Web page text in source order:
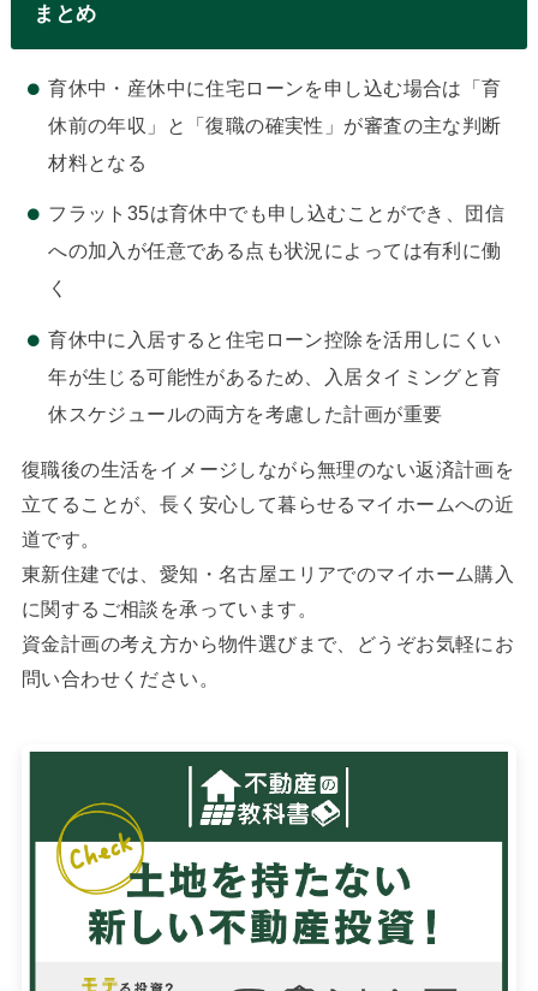
まとめ
育休中・産休中に住宅ローンを申し込む場合は「育
休前の年収」と「復職の確実性」が審査の主な判断
材料となる
フラット35は育休中でも申し込むことができ、団信
への加入が任意である点も状況によっては有利に働
く
育休中に入居すると住宅ローン控除を活用しにくい
年が生じる可能性があるため、入居タイミングと育
休スケジュールの両方を考慮した計画が重要
復職後の生活をイメージしながら無理のない返済計画を
立てることが、長く安心して暮らせるマイホームへの近
道です。
東新住建では、愛知・名古屋エリアでのマイホーム購入
に関するご相談を承っています。
資金計画の考え方から物件選びまで、どうぞお気軽にお
問い合わせください。